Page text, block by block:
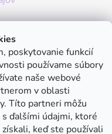
poskytovanie funkcií
používame súbory
naše webové
v oblasti
Títo partneri môžu
ďalšími údajmi, ktoré
keď ste používali